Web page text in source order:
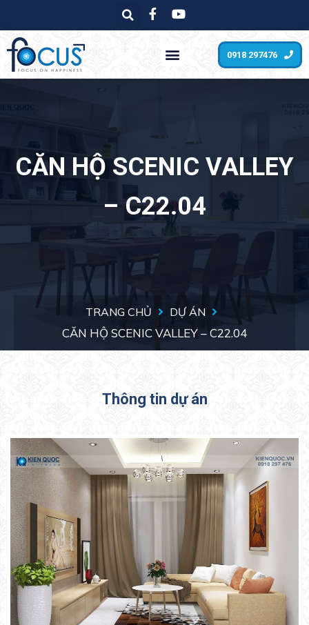
0918 297476
CĂN HỘ SCENIC VALLEY
– C22.04
TRANG CHỦ DỰ ÁN
CĂN HỘ SCENIC VALLEY – C22.04
Thông tin dự án